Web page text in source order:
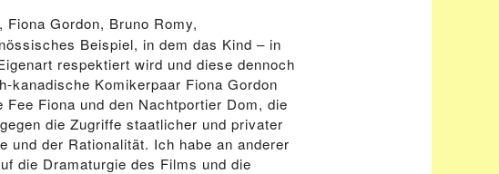
Fiona Gordon, Bruno Romy,
Beispiel, in dem das Kind – in
respektiert wird und diese dennoch
kanadische Komikerpaar Fiona Gordon
Fiona und den Nachtportier Dom, die
die Zugriffe staatlicher und privater
und der Rationalität. Ich habe an anderer
die Dramaturgie des Films und die